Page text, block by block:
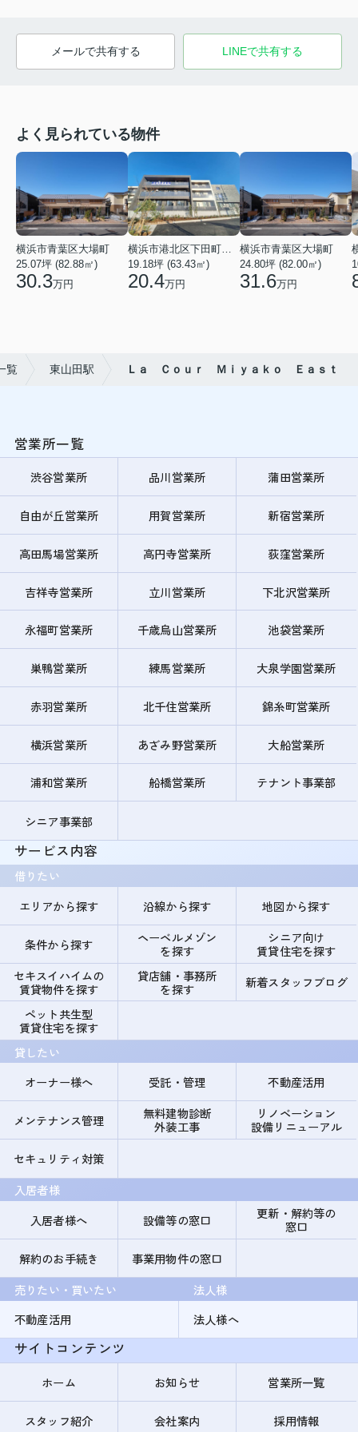
メールで共有する LINEで共有する
よく見られている物件
横浜市青葉区大場町
25.07坪 (82.88㎡)
30.3万円
19.18坪 (63.43㎡)
20.4万円
横浜市青葉区大場町
24.80坪 (82.00㎡)
31.6万円
覧 東山田駅 Ｌａ Ｃｏｕｒ Ｍｉｙａｋｏ Ｅａｓｔ
営業所一覧
渋谷営業所 品川営業所 蒲田営業所
自由が丘営業所 用賀営業所 新宿営業所
高田馬場営業所 高円寺営業所 荻窪営業所
吉祥寺営業所 立川営業所 下北沢営業所
永福町営業所 千歳烏山営業所 池袋営業所
巣鴨営業所 練馬営業所 大泉学園営業所
赤羽営業所 北千住営業所 錦糸町営業所
横浜営業所 あざみ野営業所 大船営業所
浦和営業所 船橋営業所 テナント事業部
シニア事業部
サービス内容
借りたい
エリアから探す
沿線から探す 地図から探す
条件から探す
ヘーベルメゾン
を探す
シニア向け
賃貸住宅を探す
セキスイハイムの
賃貸物件を探す
貸店舗・事務所
を探す
新着スタッフブログ
ペット共生型
賃貸住宅を探す
貸したい
オーナー様へ
受託・管理 不動産活用
メンテナンス管理
無料建物診断
外装工事
リノベーション
設備リニューアル
セキュリティ対策
入居者様
入居者様へ
設備等の窓口
更新・解約等の
窓口
解約のお手続き
事業用物件の窓口
売りたい・買いたい
不動産活用
法人様
法人様へ
サイトコンテンツ
ホーム お知らせ 営業所一覧
スタッフ紹介 会社案内 採用情報